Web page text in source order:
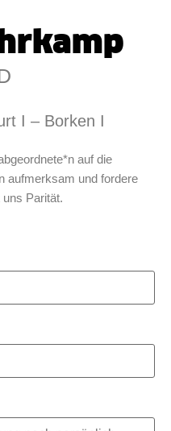
I – Borken I
auf die
aufmerksam und fordere
Parität.